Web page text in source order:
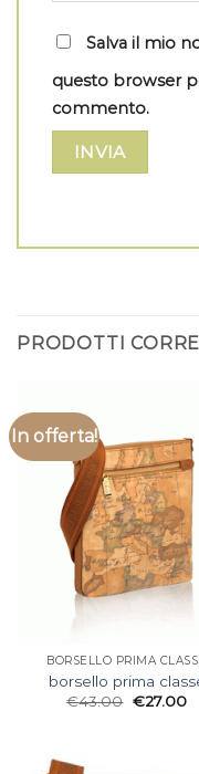
Salva il mio
questo browser
commento.
PRODOTTI
In offerta!
BORSELLO PRIMA
borsello prima
€43.00 €27.00